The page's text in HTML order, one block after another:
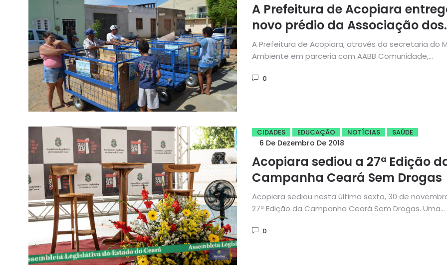
A Prefeitura de Acopiara
novo prédio da Associação dos
Agentes Recicladores de
Acopiara- AARA
A Prefeitura de Acopiara, através da secretaria do
Ambiente em parceria com AABB Comunidade,
0
CIDADES EDUCAÇÃO NOTÍCIAS SAÚDE
6 De Dezembro De 2018
Acopiara sediou a 27ª Edição
Campanha Ceará Sem Drogas
Acopiara sediou nesta última sexta, 30 de
27ª Edição da Campanha Ceará Sem Drogas. Uma
0